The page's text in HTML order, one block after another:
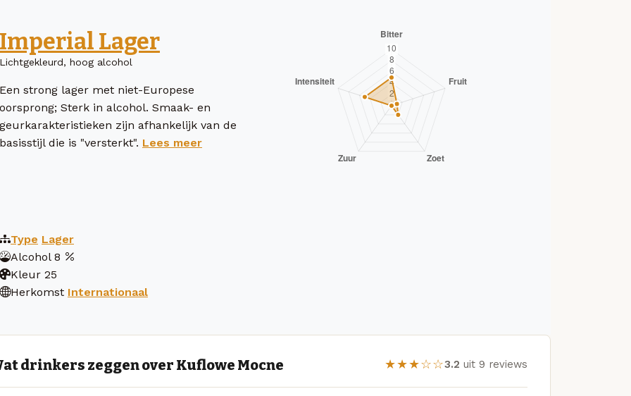
Imperial Lager
Lichtgekleurd, hoog alcohol
Een strong lager met niet-Europese
oorsprong; Sterk in alcohol. Smaak- en
geurkarakteristieken zijn afhankelijk van de
basisstijl die is "versterkt". Lees meer
Type Lager
Alcohol 8
Kleur 25
Herkomst Internationaal
drinkers zeggen over Kuflowe Mocne ★★★☆☆3.2 uit 9 reviews